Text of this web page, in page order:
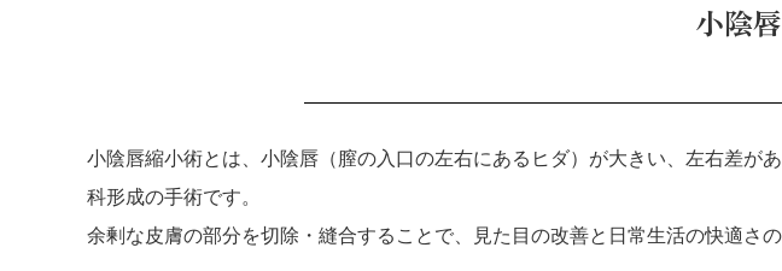
小陰
小陰唇縮小術とは、小陰唇（膣の入口の左右にあるヒダ）が大きい、左右差が
科形成の手術です。
余剰な皮膚の部分を切除・縫合することで、見た目の改善と日常生活の快適さ